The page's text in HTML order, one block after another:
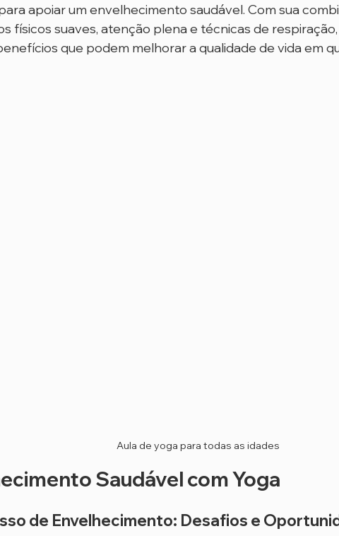
apoiar um envelhecimento saudável. Com sua
físicos suaves, atenção plena e técnicas de
que podem melhorar a qualidade de vida em
Aula de yoga para todas as idades
Saudável com Yoga
de Envelhecimento: Desafios e